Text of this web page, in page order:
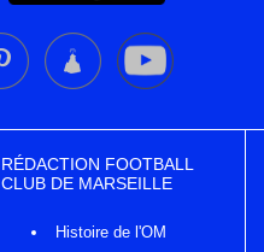
RÉDACTION FOOTBALL
CLUB DE MARSEILLE
Histoire de l'OM